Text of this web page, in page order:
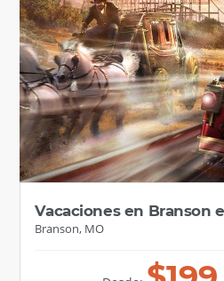
Vacaciones en Branson
Branson, MO